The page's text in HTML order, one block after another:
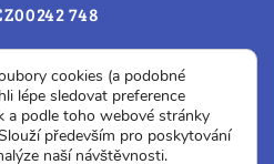
748
souhlasu
o přístupnosti
cookies (a podobné
lépe sledovat preference
a podle toho webové stránky
především pro poskytování
naší návštěvnosti.